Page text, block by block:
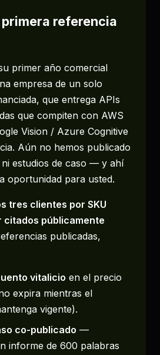
referencia
primer año comercial
empresa de un solo
que entrega APIs
que compiten con AWS
Vision / Azure Cognitive
Aún no hemos publicado
ni estudios de caso — y ahí
oportunidad para usted.
tres clientes por SKU
citados públicamente
publicadas,
vitalicio en el precio
expira mientras el
vigente).
co-publicado —
informe de 600 palabras